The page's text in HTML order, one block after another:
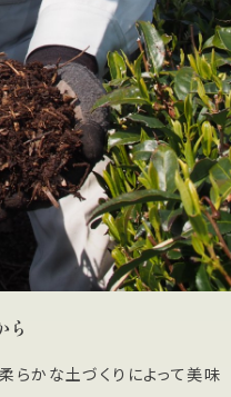
ら
らかな土づくりによって美味